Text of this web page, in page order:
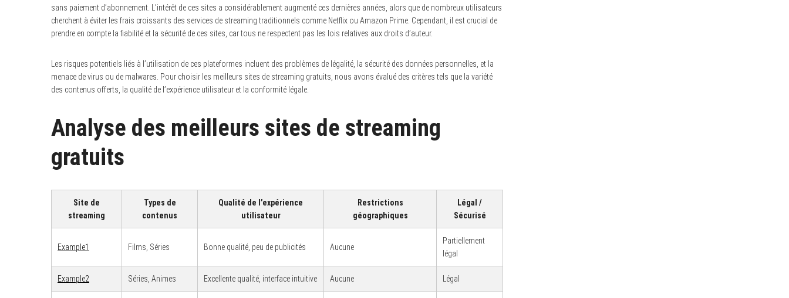
sans paiement d’abonnement. L’intérêt de ces sites a considérablement augmenté ces dernières années, alors que de nombreux utilisateurs
cherchent à éviter les frais croissants des services de streaming traditionnels comme Netflix ou Amazon Prime. Cependant, il est crucial de
prendre en compte la fiabilité et la sécurité de ces sites, car tous ne respectent pas les lois relatives aux droits d’auteur.
Les risques potentiels liés à l’utilisation de ces plateformes incluent des problèmes de légalité, la sécurité des données personnelles, et la
menace de virus ou de malwares. Pour choisir les meilleurs sites de streaming gratuits, nous avons évalué des critères tels que la variété
des contenus offerts, la qualité de l’expérience utilisateur et la conformité légale.
Analyse des meilleurs sites de streaming
gratuits
Site de
streaming
Types de
contenus
Qualité de l’expérience
utilisateur
Restrictions
géographiques
Légal /
Sécurisé
Example1 Films, Séries Bonne qualité, peu de publicités Aucune
Partiellement
légal
Example2 Séries, Animes Excellente qualité, interface intuitive Aucune Légal